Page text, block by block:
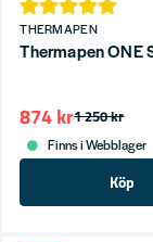
THERMAPEN
Thermapen ONE
1 250 kr
874 kr
Finns i Webblager
Köp